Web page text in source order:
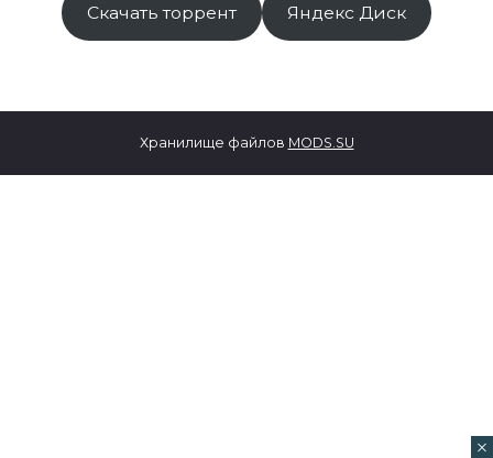
Скачать торрент Яндекс Диск
Хранилище файлов MODS.SU